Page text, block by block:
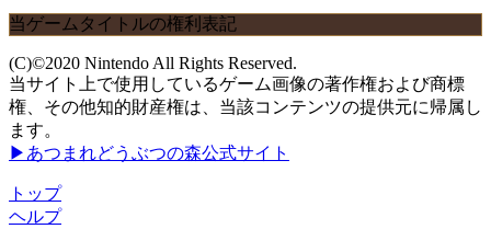
当ゲームタイトルの権利表記
(C)©2020 Nintendo All Rights Reserved.
当サイト上で使用しているゲーム画像の著作権および商標
権、その他知的財産権は、当該コンテンツの提供元に帰属し
ます。
▶あつまれどうぶつの森公式サイト
トップ
ヘルプ